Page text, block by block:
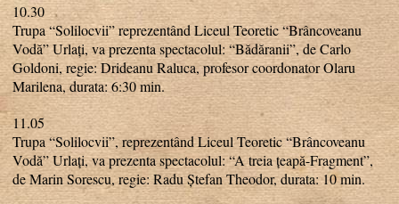
10.30
Trupa “Solilocvii” reprezentând Liceul Teoretic “Brâncoveanu
Vodă” Urlați, va prezenta spectacolul: “Bădăranii”, de Carlo
Goldoni, regie: Drideanu Raluca, profesor coordonator Olaru
Marilena, durata: 6:30 min.
11.05
Trupa “Solilocvii”, reprezentând Liceul Teoretic “Brâncoveanu
Vodă” Urlați, va prezenta spectacolul: “A treia țeapă-Fragment”,
de Marin Sorescu, regie: Radu Ștefan Theodor, durata: 10 min.